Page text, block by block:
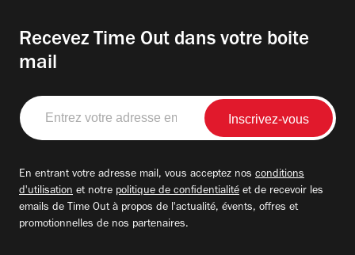
Recevez Time Out dans votre boite
mail
Entrez
votre
adresse
En entrant votre adresse mail, vous acceptez nos conditions
d'utilisation et notre politique de confidentialité et de recevoir les
emails de Time Out à propos de l'actualité, évents, offres et
promotionnelles de nos partenaires.